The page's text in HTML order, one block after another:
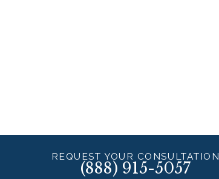
REQUEST YOUR CONSULTATION
(888) 915-5057